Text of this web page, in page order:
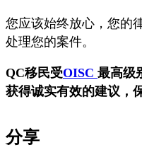
您应该始终放心，您的
处理您的案件。
QC移民受OISC 最高级
获得诚实有效的建议，
分享